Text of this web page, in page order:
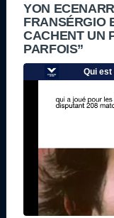
YON
FRANSÉRGIO
CACHENT UN
PARFOIS”